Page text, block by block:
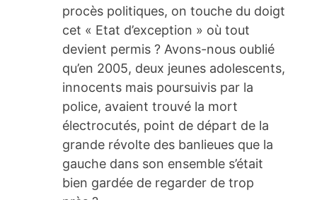
procès politiques, on touche du doigt
cet « Etat d’exception » où tout
devient permis ? Avons-nous oublié
qu’en 2005, deux jeunes adolescents,
innocents mais poursuivis par la
police, avaient trouvé la mort
électrocutés, point de départ de la
grande révolte des banlieues que la
gauche dans son ensemble s’était
bien gardée de regarder de trop